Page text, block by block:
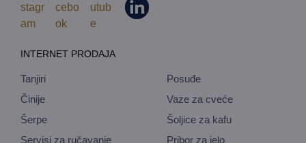
INTERNET PRODAJA
Tanjiri
Činije
Šerpe
Servisi za ručavanje
Posuđe
Vaze za cveće
Šoljice za kafu
Pribor za jelo